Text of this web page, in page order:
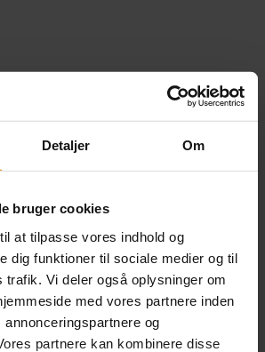
Detaljer Om
bruger cookies
at tilpasse vores indhold og
dig funktioner til sociale medier og til
trafik. Vi deler også oplysninger om
med vores partnere inden
og
partnere kan kombinere disse